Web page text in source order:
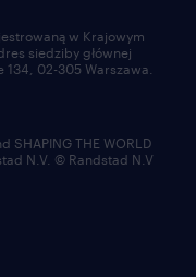
w Krajowym
siedziby głównej
134, 02-305 Warszawa.
SHAPING THE WORLD
N.V. © Randstad N.V